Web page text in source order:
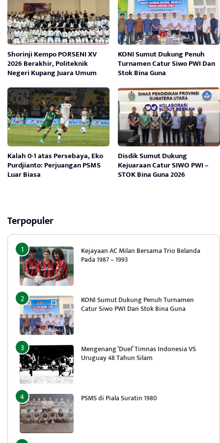
Shorinji Kempo PORSENI XV
2026 Berakhir, Politeknik
Negeri Kupang Juara Umum
KONI Sumut Dukung Penuh
Turnamen Catur Siwo PWI Dan
Stok Bina Guna
Kalah 0-1 atas Persebaya, Eko
Purdjianto: Perjuangan PSMS
Luar Biasa
Disdik Sumut Dukung
Kejuaraan Catur SIWO PWI –
STOK Bina Guna 2026
Terpopuler
Kejayaan AC Milan Bersama Trio Belanda
Pada 1987 – 1993
KONI Sumut Dukung Penuh Turnamen
Catur Siwo PWI Dan Stok Bina Guna
Mengenang ‘Duel’ Timnas Indonesia VS
Uruguay 48 Tahun Silam
PSMS di Piala Suratin 1980